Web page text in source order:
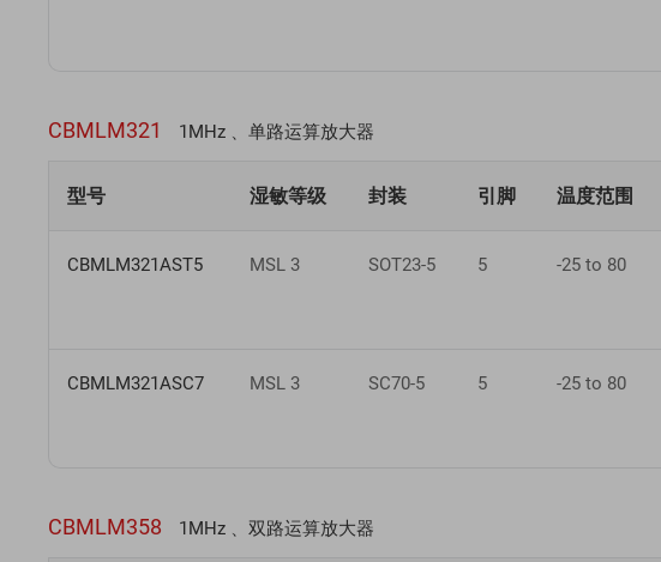
CBMLM321 1MHz 、单路运算放大器
型号 湿敏等级 封装 引脚 温度范围
CBMLM321AST5 MSL 3 SOT23-5 5 -25 to 80
CBMLM321ASC7 MSL 3 SC70-5 5 -25 to 80
CBMLM358 1MHz 、双路运算放大器